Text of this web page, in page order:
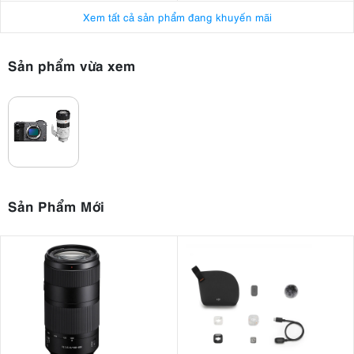
Màn hình LCD cảm ứng góc thay đổi 3.0 inch
Màn hình chính “BIG6” có thể tùy chỉnh để truy cập nhanh
Hỗ trợ menu dọc cho nội dung truyền thông xã hội
Hai đầu nối XLR/TRS và giắc cắm mic stereo 3,5 mm cho âm
thanh 4 kênh 24 bit
Đầu ra HDMI Type-A cho 4K 60p 10-bit và 16-bit RAW
Wi-Fi băng tần kép (2,4 GHz và 5 GHz), hỗ trợ mạng LAN có
USB Type-C với tốc độ truyền dữ liệu 10 Gbps và hỗ trợ USB
Khe cắm thẻ kép hỗ trợ thẻ CFexpress Type A và thẻ SD
4. Đánh giá Sony FX2: Khả năng quay
video chất lượng điện ảnh và chụp ảnh độ
phân giải cao
4.1. Cảm biến full-frame 33MP và bộ xử lý BIONZ XR tốc độ
Xem tất cả sản phẩm đang khuyến mãi
Sản phẩm vừa xem
Sản Phẩm Mới